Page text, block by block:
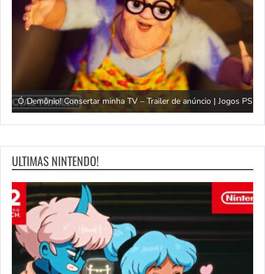
Ó Demônio! Consertar minha TV – Trailer de anúncio | Jogos PS5
ULTIMAS NINTENDO!